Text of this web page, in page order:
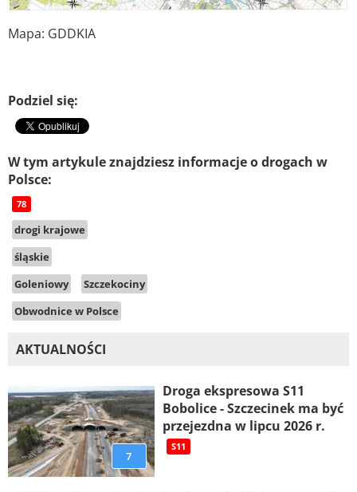
Mapa: GDDKIA
Podziel się:
W tym artykule znajdziesz informacje o drogach w
Polsce:
78
drogi krajowe
śląskie
Goleniowy
Szczekociny
Obwodnice w Polsce
AKTUALNOŚCI
7
Droga ekspresowa S11
Bobolice - Szczecinek ma być
przejezdna w lipcu 2026 r.
S11